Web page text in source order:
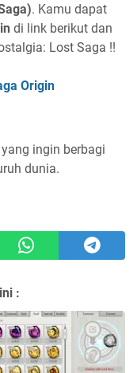
. Kamu dapat
di link berikut dan
Lost Saga !!
Origin
ingin berbagi
dunia.
: